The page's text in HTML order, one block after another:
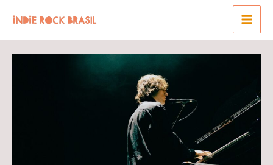
para
o
conteúdo